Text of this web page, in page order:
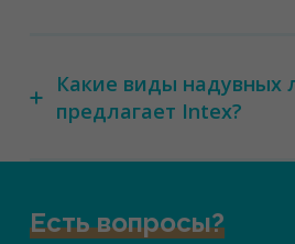
Какие виды надувных
предлагает Intex?
Есть вопросы?